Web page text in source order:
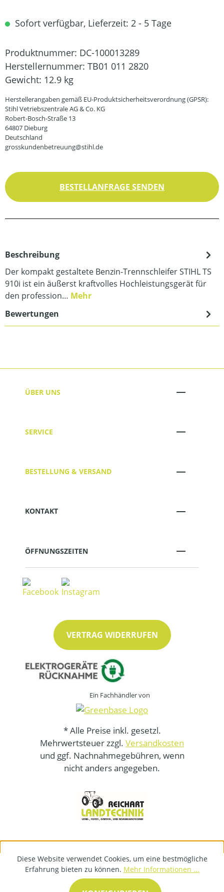
Sofort verfügbar, Lieferzeit: 2 - 5 Tage
Produktnummer: DC-100013289
Herstellernummer: TB01 011 2820
Gewicht: 12.9 kg
Herstellerangaben gemäß EU-Produktsicherheitsverordnung (GPSR):
Stihl Vetriebszentrale AG & Co. KG
Robert-Bosch-Straße 13
64807 Dieburg
Deutschland
grosskundenbetreuung@stihl.de
BESTELLANFRAGE SENDEN
Beschreibung
Der kompakt gestaltete Benzin-Trennschleifer STIHL TS
910i ist ein äußerst kraftvolles Hochleistungsgerät für
den profession… Mehr
Bewertungen
ÜBER UNS
SERVICE
BESTELLUNG & VERSAND
KONTAKT
ÖFFNUNGSZEITEN
VERTRAG WIDERRUFEN
Ein Fachhändler von
* Alle Preise inkl. gesetzl.
Mehrwertsteuer zzgl. Versandkosten
und ggf. Nachnahmegebühren, wenn
nicht anders angegeben.
Diese Website verwendet Cookies, um eine bestmögliche
Erfahrung bieten zu können. Mehr Informationen ...